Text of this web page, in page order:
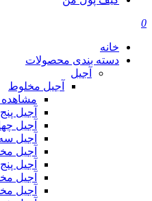
0
خانه
دسته بندی محصولات
آجیل
آجیل مخلوط
آجیل پنج
آجیل
آجیل
آجیل
آجیل پنج
آجیل
آجیل